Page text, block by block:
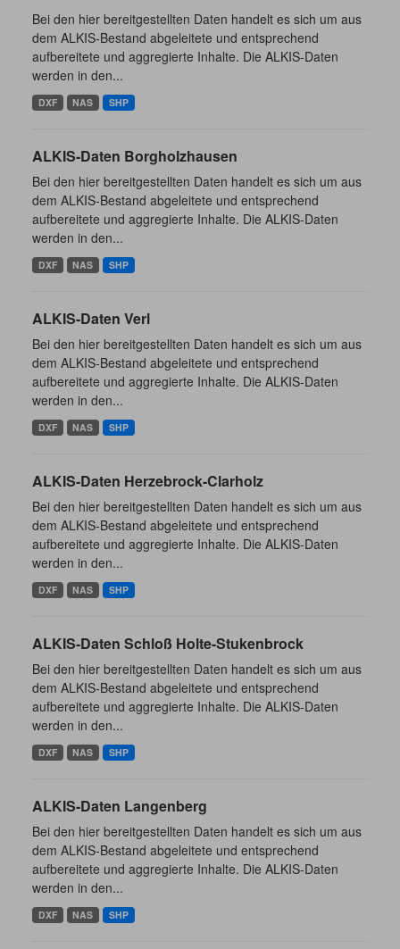
Bei den hier bereitgestellten Daten handelt es sich um aus
dem ALKIS-Bestand abgeleitete und entsprechend
aufbereitete und aggregierte Inhalte. Die ALKIS-Daten
werden in den...
DXF NAS SHP
ALKIS-Daten Borgholzhausen
Bei den hier bereitgestellten Daten handelt es sich um aus
dem ALKIS-Bestand abgeleitete und entsprechend
aufbereitete und aggregierte Inhalte. Die ALKIS-Daten
werden in den...
DXF NAS SHP
ALKIS-Daten Verl
Bei den hier bereitgestellten Daten handelt es sich um aus
dem ALKIS-Bestand abgeleitete und entsprechend
aufbereitete und aggregierte Inhalte. Die ALKIS-Daten
werden in den...
DXF NAS SHP
ALKIS-Daten Herzebrock-Clarholz
Bei den hier bereitgestellten Daten handelt es sich um aus
dem ALKIS-Bestand abgeleitete und entsprechend
aufbereitete und aggregierte Inhalte. Die ALKIS-Daten
werden in den...
DXF NAS SHP
ALKIS-Daten Schloß Holte-Stukenbrock
Bei den hier bereitgestellten Daten handelt es sich um aus
dem ALKIS-Bestand abgeleitete und entsprechend
aufbereitete und aggregierte Inhalte. Die ALKIS-Daten
werden in den...
DXF NAS SHP
ALKIS-Daten Langenberg
Bei den hier bereitgestellten Daten handelt es sich um aus
dem ALKIS-Bestand abgeleitete und entsprechend
aufbereitete und aggregierte Inhalte. Die ALKIS-Daten
werden in den...
DXF NAS SHP